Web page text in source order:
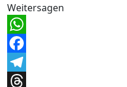
Weitersagen
WhatsApp
Facebook
Telegram